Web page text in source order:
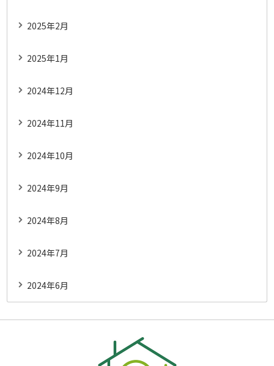
2025年2月
2025年1月
2024年12月
2024年11月
2024年10月
2024年9月
2024年8月
2024年7月
2024年6月